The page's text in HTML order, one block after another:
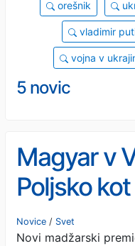
orešnik
vladimir
vojna v
5 novic
Magyar v
Poljsko
Madžarsko
Novice / Svet
Novi madžarski